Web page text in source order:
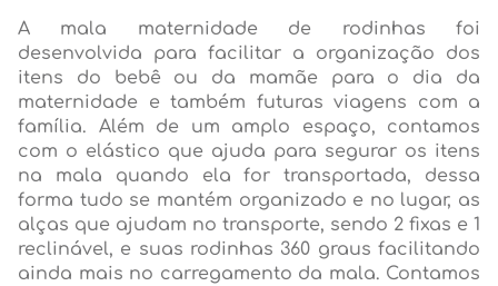
A mala maternidade de rodinhas foi
desenvolvida para facilitar a organização dos
itens do bebê ou da mamãe para o dia da
maternidade e também futuras viagens com a
família. Além de um amplo espaço, contamos
com o elástico que ajuda para segurar os itens
na mala quando ela for transportada, dessa
forma tudo se mantém organizado e no lugar, as
alças que ajudam no transporte, sendo 2 fixas e 1
reclinável, e suas rodinhas 360 graus facilitando
ainda mais no carregamento da mala. Contamos